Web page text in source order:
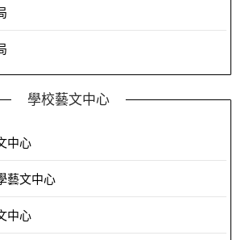
學校藝文中心
中心
藝文中心
中心